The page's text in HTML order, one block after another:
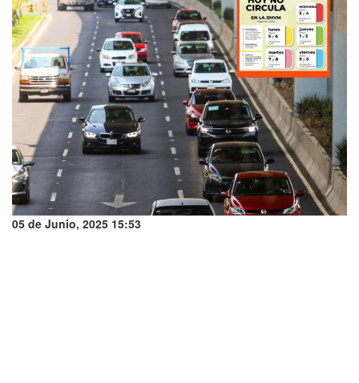
05 de Junio, 2025 15:53